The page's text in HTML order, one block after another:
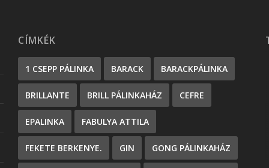
CÍMKÉK
1 CSEPP PÁLINKA BARACK BARACKPÁLINKA
BRILLANTE BRILL PÁLINKAHÁZ CEFRE
EPALINKA FABULYA ATTILA
FEKETE BERKENYE. GIN GONG PÁLINKAHÁZ